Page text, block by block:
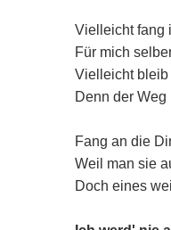
Vielleicht fang
Für mich
Vielleicht bleib
Denn der Weg
Fang an die
Weil man sie
Doch eines